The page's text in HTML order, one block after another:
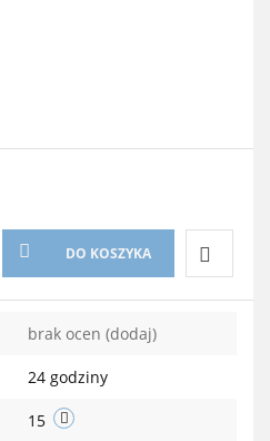
DO KOSZYKA
Do
brak ocen (dodaj)
24 godziny
15